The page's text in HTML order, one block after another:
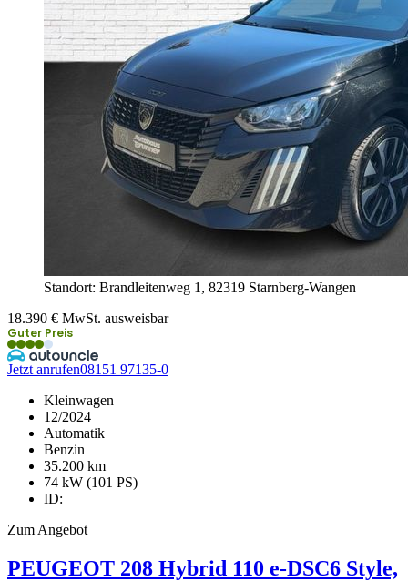
Standort: Brandleitenweg 1, 82319 Starnberg-Wangen
18.390 € MwSt. ausweisbar
Guter Preis
Jetzt anrufen08151 97135-0
Kleinwagen
12/2024
Automatik
Benzin
35.200 km
74 kW (101 PS)
ID:
Zum Angebot
PEUGEOT 208 Hybrid 110 e-DSC6 Style,